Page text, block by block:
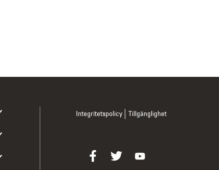
Integritetspolicy Tillgänglighet